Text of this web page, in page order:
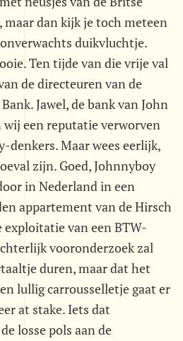
maar dan kijk je toch meteen
onverwachts duikvluchtje.
Ten tijde van die vrije val
de directeuren van de
Jawel, de bank van John
wij een reputatie verworven
denkers. Maar wees eerlijk,
zijn. Goed, Johnnyboy
in Nederland in een
appartement van de Hirsch
exploitatie van een BTW-
vooronderzoek zal
duren, maar dat het
lullig carrousselletje gaat er
at stake. Iets dat
losse pols aan de